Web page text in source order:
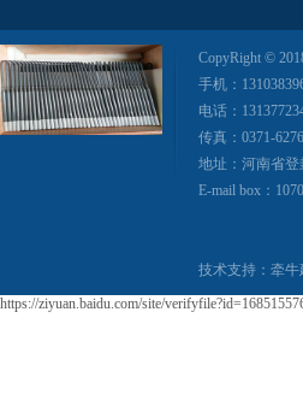
CopyRight ©
手机：
电话：
传真：0371-
地址：河南省
E-mail box：
技术支持： 牵牛
https://ziyuan.baidu.com/site/